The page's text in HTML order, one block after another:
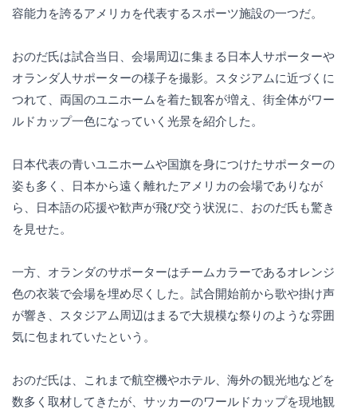
容能力を誇るアメリカを代表するスポーツ施設の一つだ。
おのだ氏は試合当日、会場周辺に集まる日本人サポーターや
オランダ人サポーターの様子を撮影。スタジアムに近づくに
つれて、両国のユニホームを着た観客が増え、街全体がワー
ルドカップ一色になっていく光景を紹介した。
日本代表の青いユニホームや国旗を身につけたサポーターの
姿も多く、日本から遠く離れたアメリカの会場でありなが
ら、日本語の応援や歓声が飛び交う状況に、おのだ氏も驚き
を見せた。
一方、オランダのサポーターはチームカラーであるオレンジ
色の衣装で会場を埋め尽くした。試合開始前から歌や掛け声
が響き、スタジアム周辺はまるで大規模な祭りのような雰囲
気に包まれていたという。
おのだ氏は、これまで航空機やホテル、海外の観光地などを
数多く取材してきたが、サッカーのワールドカップを現地観